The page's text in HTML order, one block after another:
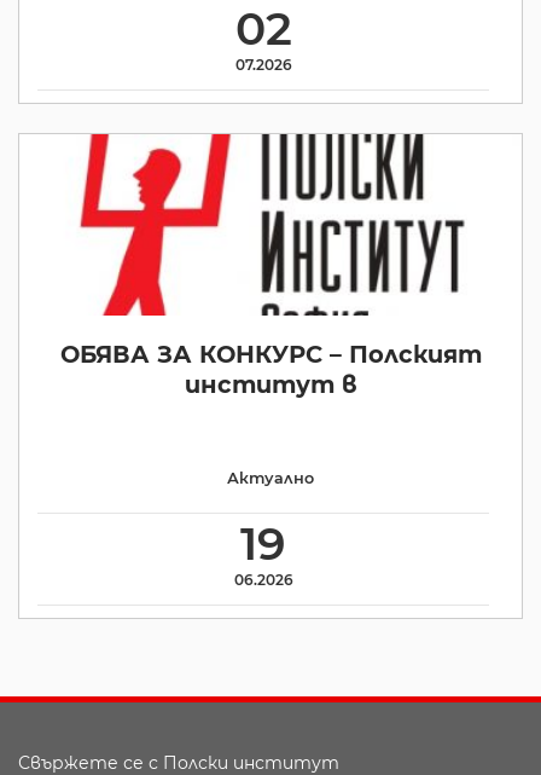
02
07.2026
ОБЯВА ЗА КОНКУРС – Полският
институт в
19
06.2026
Актуално
Свържете се с Полски институт